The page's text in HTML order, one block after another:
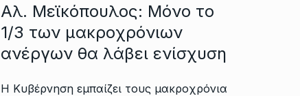
Αλ. Μεϊκόπουλος: Μόνο το
1/3 των μακροχρόνιων
ανέργων θα λάβει ενίσχυση
Η Κυβέρνηση εμπαίζει τους μακροχρόνια